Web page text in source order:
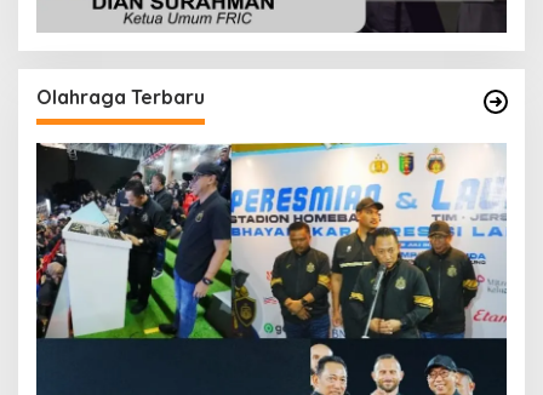
Olahraga Terbaru